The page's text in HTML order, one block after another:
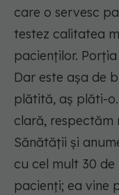
care o servesc
testez calitatea
pacienţilor.
Dar este aşa de
plătită, aş plăti-
clară, respectăm
Sănătăţii şi
cu cel mult 30
pacienţi; ea vine